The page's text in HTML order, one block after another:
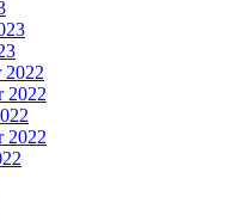
2022
2022
2022